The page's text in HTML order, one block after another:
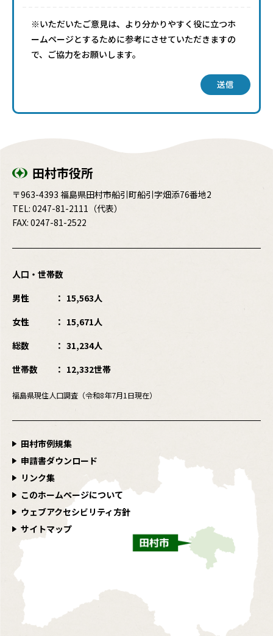
※いただいたご意見は、より分かりやすく役に立つホ
ームページとするために参考にさせていただきますの
で、ご協力をお願いします。
送信
田村市役所
〒963-4393 福島県田村市船引町船引字畑添76番地2
TEL: 0247-81-2111 （代表）
FAX: 0247-81-2522
人口・世帯数
男性
15,563人
女性
15,671人
総数
31,234人
世帯数
12,332世帯
福島県現住人口調査（令和8年7月1日現在）
田村市例規集
申請書ダウンロード
リンク集
このホームページについて
ウェブアクセシビリティ方針
サイトマップ